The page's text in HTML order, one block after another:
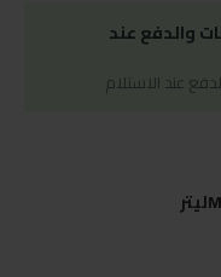
والدفع عند
عند الاستلام